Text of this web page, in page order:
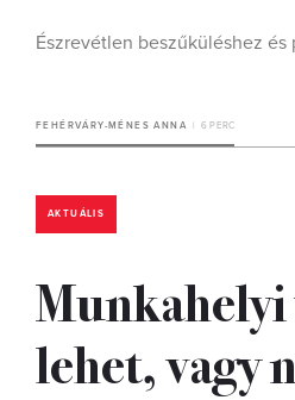
Észrevétlen beszűküléshez
FEHÉRVÁRY-MÉNES ANNA 6 PERC
AKTUÁLIS
lehet, vagy